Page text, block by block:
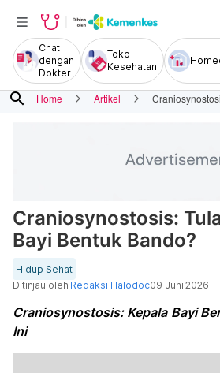
Chat
dengan
Dokter
Toko
Kesehatan
search Home Artikel
Craniosynostosis:
Bayi Bentuk Bando?
Hidup Sehat
Ditinjau oleh Redaksi Halodoc09 Juni 2026
Craniosynostosis: Kepala Bayi
Ini